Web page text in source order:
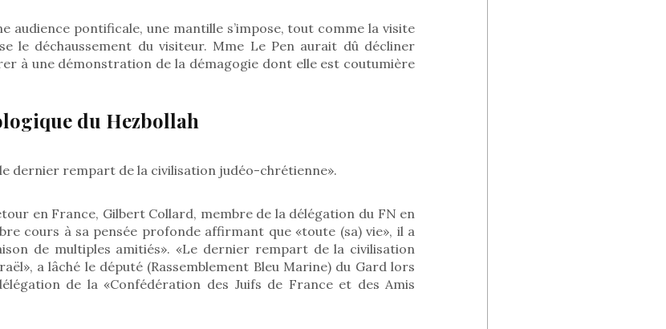
audience pontificale, une mantille s’impose, tout comme la visite
le déchaussement du visiteur. Mme Le Pen aurait dû décliner
à une démonstration de la démagogie dont elle est coutumière
du Hezbollah
dernier rempart de la civilisation judéo-chrétienne».
en France, Gilbert Collard, membre de la délégation du FN en
cours à sa pensée profonde affirmant que «toute (sa) vie», il a
de multiples amitiés». «Le dernier rempart de la civilisation
a lâché le député (Rassemblement Bleu Marine) du Gard lors
de la «Confédération des Juifs de France et des Amis